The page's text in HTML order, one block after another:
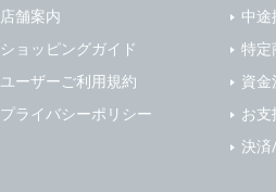
店舗案内
ショッピングガイド
ユーザーご利用規約
プライバシーポリシー
中途
特定
資金
お支
決済